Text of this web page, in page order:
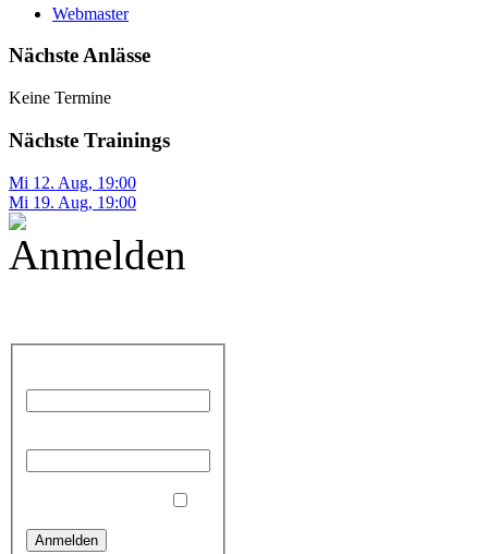
Webmaster
Nächste Anlässe
Keine Termine
Nächste Trainings
Mi 12. Aug, 19:00
Mi 19. Aug, 19:00